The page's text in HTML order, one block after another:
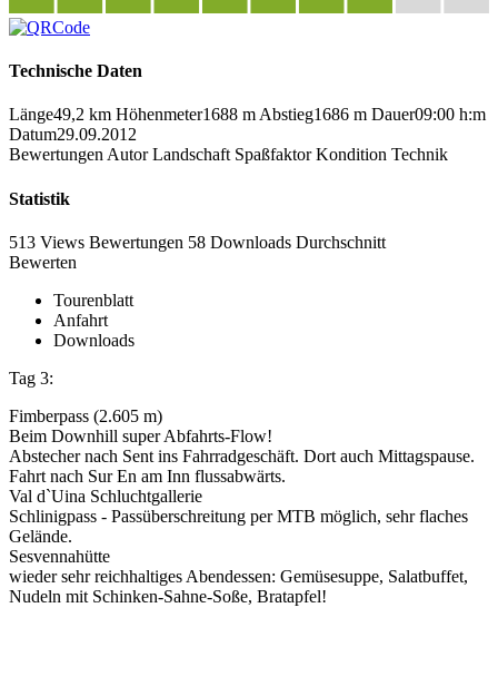
Technische Daten
Länge49,2 km Höhenmeter1688 m Abstieg1686 m Dauer09:00 h:m
Datum29.09.2012
Bewertungen Autor Landschaft Spaßfaktor Kondition Technik
Statistik
513 Views Bewertungen 58 Downloads Durchschnitt
Bewerten
Tourenblatt
Anfahrt
Downloads
Tag 3:
Fimberpass (2.605 m)
Beim Downhill super Abfahrts-Flow!
Abstecher nach Sent ins Fahrradgeschäft. Dort auch Mittagspause.
Fahrt nach Sur En am Inn flussabwärts.
Val d`Uina Schluchtgallerie
Schlinigpass - Passüberschreitung per MTB möglich, sehr flaches
Gelände.
Sesvennahütte
wieder sehr reichhaltiges Abendessen: Gemüsesuppe, Salatbuffet,
Nudeln mit Schinken-Sahne-Soße, Bratapfel!